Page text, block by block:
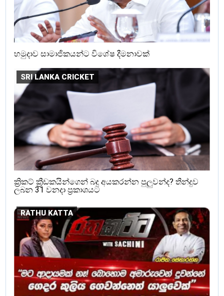
හමුදාව සාමාජිකයන්ට විශේෂ දීමනාවක්
SRI LANKA CRICKET
ක්‍රිකට් ක්‍රීඩකයින්ගෙන් බදු අයකරන්න පුලුවන්ද? තීන්දුව
ලබන 31 වනදා ප්‍රකාශයට
RATHU KATTA